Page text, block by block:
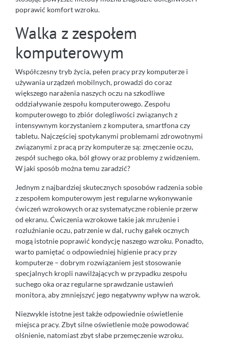
poprawić komfort wzroku.
Walka z zespołem
komputerowym
Współczesny tryb życia, pełen pracy przy komputerze i
używania urządzeń mobilnych, prowadzi do coraz
większego narażenia naszych oczu na szkodliwe
oddziaływanie zespołu komputerowego. Zespołu
komputerowego to zbiór dolegliwości związanych z
intensywnym korzystaniem z komputera, smartfona czy
tabletu. Najczęściej spotykanymi problemami zdrowotnymi
związanymi z pracą przy komputerze są: zmęczenie oczu,
zespół suchego oka, ból głowy oraz problemy z widzeniem.
W jaki sposób można temu zaradzić?
Jednym z najbardziej skutecznych sposobów radzenia sobie
z zespołem komputerowym jest regularne wykonywanie
ćwiczeń wzrokowych oraz systematyczne robienie przerw
od ekranu. Ćwiczenia wzrokowe takie jak mrużenie i
rozluźnianie oczu, patrzenie w dal, ruchy gałek ocznych
mogą istotnie poprawić kondycję naszego wzroku. Ponadto,
warto pamiętać o odpowiedniej higienie pracy przy
komputerze – dobrym rozwiązaniem jest stosowanie
specjalnych kropli nawilżających w przypadku zespołu
suchego oka oraz regularne sprawdzanie ustawień
monitora, aby zmniejszyć jego negatywny wpływ na wzrok.
Niezwykle istotne jest także odpowiednie oświetlenie
miejsca pracy. Zbyt silne oświetlenie może powodować
olśnienie, natomiast zbyt słabe przemęczenie wzroku.